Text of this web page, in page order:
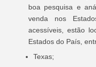
boa pesquisa e
venda nos
acessíveis, estão
Estados do País,
Texas;